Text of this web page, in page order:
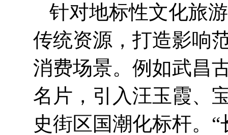
针对地标性文化旅
传统资源，打造影响
消费场景。例如武昌
名片，引入汪玉霞、
史街区国潮化标杆。